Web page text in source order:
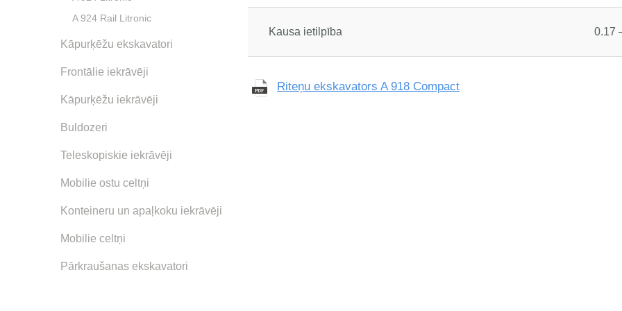
A 924 Rail Litronic
Kāpurķēžu ekskavatori
Frontālie iekrāvēji
Kāpurķēžu iekrāvēji
Buldozeri
Teleskopiskie iekrāvēji
Mobilie ostu celtņi
Konteineru un apaļkoku iekrāvēji
Mobilie celtņi
Pārkraušanas ekskavatori
Kausa ietilpība 0.17
Riteņu ekskavators A 918 Compact